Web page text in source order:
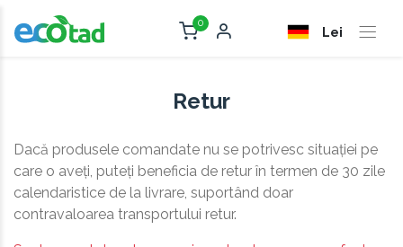
0
Lei
Retur
Dacă produsele comandate nu se potrivesc situației pe
care o aveți, puteți beneficia de retur în termen de 30 zile
calendaristice de la livrare, suportând doar
contravaloarea transportului retur.